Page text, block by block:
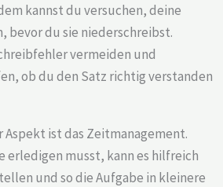
kannst du versuchen, deine
bevor du sie niederschreibst.
vermeiden und
ob du den Satz richtig verstanden
ist das Zeitmanagement.
erledigen musst, kann es hilfreich
und so die Aufgabe in kleinere